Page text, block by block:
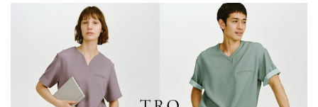
とても薄い
高級感もあり、とても気に入ってます。夏用に違う色のユニ
フォームを検討中です。
商品：L72レディース:ピンタックパンツ・TRO/ディー
プネイビー/L